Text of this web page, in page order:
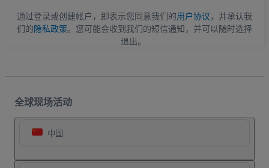
通过登录或创建帐户，即表示您同意我们的用户协议，并承认我
们的隐私政策。您可能会收到我们的短信通知，并可以随时选择
退出。
全球现场活动
中国